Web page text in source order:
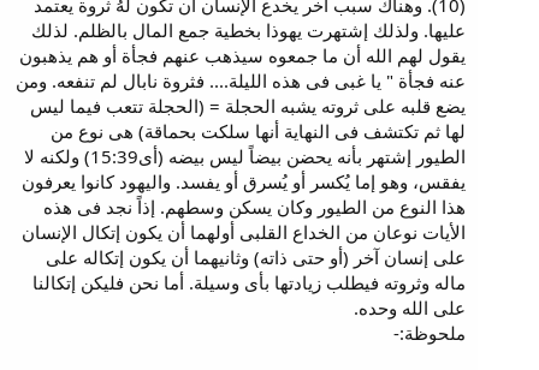
(10). وهناك سبب أخر يخدع الإنسان أن تكون لهُ ثروة يعتمد
عليها. ولذلك إشتهرت يهوذا بخطية جمع المال بالظلم. لذلك
يقول لهم الله أن ما جمعوه سيذهب عنهم فجأة أو هم يذهبون
عنه فجأة " يا غبى فى هذه الليلة.... فثروة نابال لم تنفعه. ومن
يضع قلبه على ثروته يشبه الحجلة = (الحجلة تتعب فيما ليس
لها ثم تكتشف فى النهاية أنها سلكت بحماقة) هى نوع من
الطيور إشتهر بأنه يحضن بيضاً ليس بيضه (أى15:39) ولكنه لا
يفقس، وهو إما يُكسر أو يُسرق أو يفسد. واليهود كانوا يعرفون
هذا النوع من الطيور وكان يسكن وسطهم. إذاً نجد فى هذه
الأيات نوعان من الخداع القلبى أولهما أن يكون إتكال الإنسان
على إنسان آخر (أو حتى ذاته) وثانيهما أن يكون إتكاله على
ماله وثروته فيطلب زيادتها بأى وسيلة. أما نحن فليكن إتكالنا
على الله وحده.
ملحوظة:-